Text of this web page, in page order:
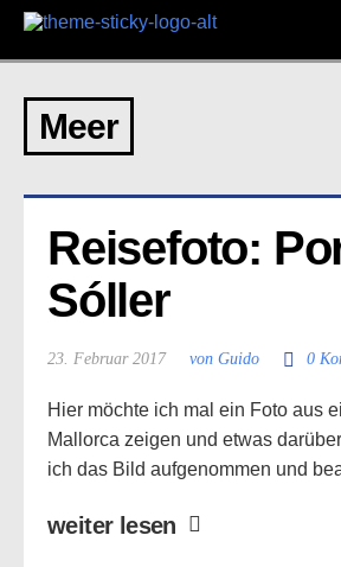
Meer
Reisefoto:
Sóller
23. Februar 2017 von Guido 0
Hier möchte ich mal ein Foto aus
Mallorca zeigen und etwas
ich das Bild aufgenommen und
weiter lesen